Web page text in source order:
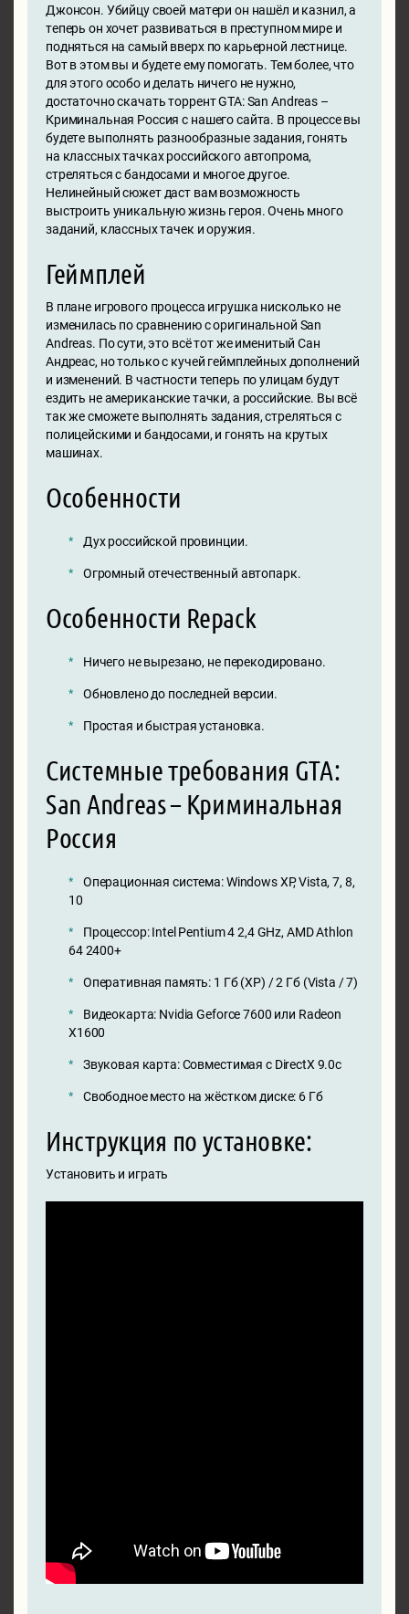
Джонсон. Убийцу своей матери он нашёл и казнил, а
теперь он хочет развиваться в преступном мире и
подняться на самый вверх по карьерной лестнице.
Вот в этом вы и будете ему помогать. Тем более, что
для этого особо и делать ничего не нужно,
достаточно скачать торрент GTA: San Andreas –
Криминальная Россия с нашего сайта. В процессе вы
будете выполнять разнообразные задания, гонять
на классных тачках российского автопрома,
стреляться с бандосами и многое другое.
Нелинейный сюжет даст вам возможность
выстроить уникальную жизнь героя. Очень много
заданий, классных тачек и оружия.
Геймплей
В плане игрового процесса игрушка нисколько не
изменилась по сравнению с оригинальной San
Andreas. По сути, это всё тот же именитый Сан
Андреас, но только с кучей геймплейных дополнений
и изменений. В частности теперь по улицам будут
ездить не американские тачки, а российские. Вы всё
так же сможете выполнять задания, стреляться с
полицейскими и бандосами, и гонять на крутых
машинах.
Особенности
Дух российской провинции.
Огромный отечественный автопарк.
Особенности Repack
Ничего не вырезано, не перекодировано.
Обновлено до последней версии.
Простая и быстрая установка.
Системные требования GTA:
San Andreas – Криминальная
Россия
Операционная система: Windows XP, Vista, 7, 8,
10
Процессор: Intel Pentium 4 2,4 GHz, AMD Athlon
64 2400+
Оперативная память: 1 Гб (XP) / 2 Гб (Vista / 7)
Видеокарта: Nvidia Geforce 7600 или Radeon
Х1600
Звуковая карта: Совместимая с DirectX 9.0c
Свободное место на жёстком диске: 6 Гб
Инструкция по установке:
Установить и играть